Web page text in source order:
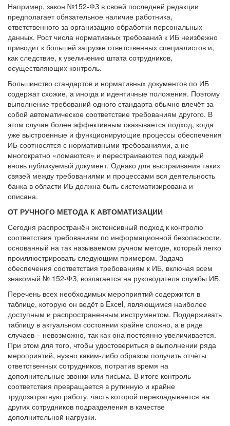
Например, закон №152-ФЗ в своей последней редакции
предполагает обязательное наличие работника,
ответственного за организацию обработки персональных
данных. Рост числа нормативных требований к ИБ неизбежно
приводит к большей загрузке ответственных специалистов и,
как следствие, к увеличению штата сотрудников,
осуществляющих контроль.
Большинство стандартов и нормативных документов по ИБ
содержат схожие, а иногда и идентичные положения. Поэтому
выполнение требований одного стандарта обычно влечёт за
собой автоматическое соответствие требованиям другого. В
этом случае более эффективным оказывается подход, когда
уже выстроенные и функционирующие процессы обеспечения
ИБ соотносятся с нормативными требованиями, а не
многократно «ломаются» и перестраиваются под каждый
вновь публикуемый документ. Однако для выстраивания таких
связей между требованиями и процессами вся деятельность
банка в области ИБ должна быть систематизирована и
описана.
ОТ РУЧНОГО МЕТОДА К АВТОМАТИЗАЦИИ
Сегодня распространён экстенсивный подход к контролю
соответствия требованиям по информационной безопасности,
основанный на так называемом ручном методе, который легко
проиллюстрировать следующим примером. Задача
обеспечения соответствия требованиям к ИБ, включая всем
знакомый № 152-ФЗ, возлагается на руководителя службы ИБ.
Перечень всех необходимых мероприятий содержится в
таблице, которую он ведёт в Exсel, являющимся наиболее
доступным и распространенным инструментом. Поддерживать
таблицу в актуальном состоянии крайне сложно, а в ряде
случаев − невозможно, так как она постоянно увеличивается.
При этом для того, чтобы удостовериться в выполнении ряда
мероприятий, нужно каким-либо образом получить отчёты
ответственных сотрудников, потратив время на
дополнительные звонки или письма. В итоге контроль
соответствия превращается в рутинную и крайне
трудозатратную работу, часть которой перекладывается на
других сотрудников подразделения в качестве
дополнительной нагрузки.